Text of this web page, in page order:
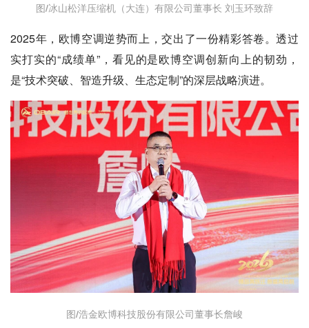
图/冰山松洋压缩机（大连）有限公司董事长 刘玉环致辞
2025年，欧博空调逆势而上，交出了一份精彩答卷。透过
实打实的“成绩单”，看见的是欧博空调创新向上的韧劲，
是“技术突破、智造升级、生态定制”的深层战略演进。
图/浩金欧博科技股份有限公司董事长詹峻